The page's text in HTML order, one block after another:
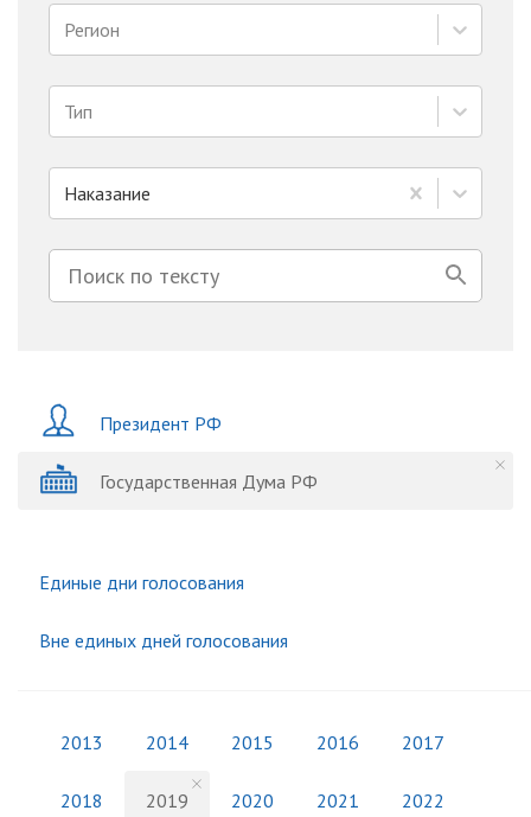
Регион
Тип
Наказание
Президент РФ
Государственная Дума РФ
Единые дни голосования
Вне единых дней голосования
2013 2014 2015 2016 2017
2018 2019 2020 2021 2022